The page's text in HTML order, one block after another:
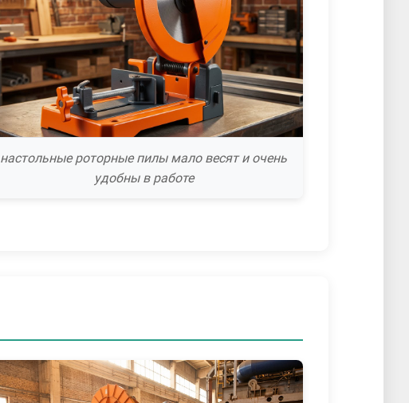
настольные роторные пилы мало весят и очень
удобны в работе